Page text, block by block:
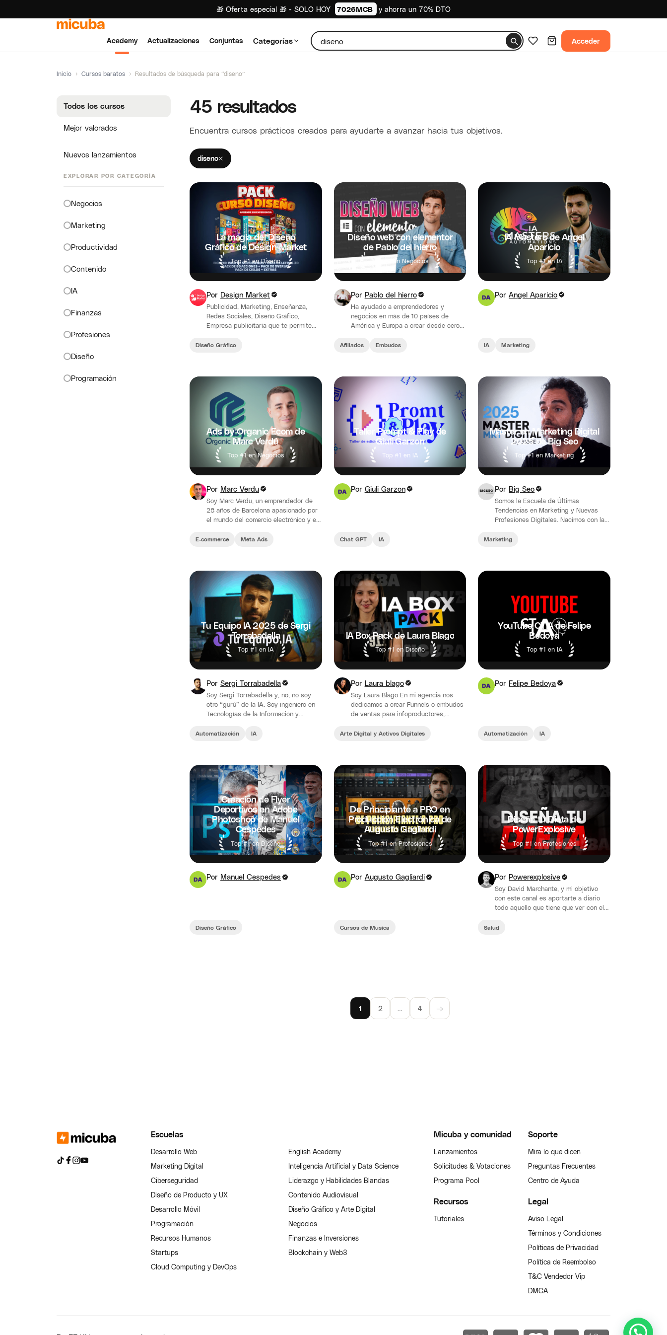
🎁 Oferta especial 🎁 - SOLO HOY 7026MCB y ahorra un 70% DTO
Academy Actualizaciones Conjuntas Categorías Acceder
Inicio › Cursos baratos › Resultados de búsqueda para “diseno”
Todos los cursos
Mejor valorados
Nuevos lanzamientos
EXPLORAR POR CATEGORÍA
Negocios
Marketing
Productividad
Contenido
IA
Finanzas
Profesiones
Diseño
Programación
45 resultados
Encuentra cursos prácticos creados para ayudarte a avanzar hacia tus objetivos.
diseno×
La magia del Diseño
Gráfico de Design Market
Top #1 en Diseño
Por Design Market
Publicidad, Marketing, Enseñanza,
Redes Sociales, Diseño Gráfico,
Empresa publicitaria que te permite
el mercado. En Design Market…
Diseño Gráfico
Diseño web con elementor
de Pablo del hierro
Top #1 en Negocios
Por Pablo del hierro
Ha ayudado a emprendedores y
negocios en más de 10 países de
América y Europa a crear desde cero
Afiliados Embudos
IA Masters de Angel
Aparicio
Top #1 en IA
PorAngel Aparicio
IA Marketing
Ads by Organic Ecom de
Marc Verdú
Top #1 en Negocios
Por Marc Verdu
Soy Marc Verdu, un emprendedor de
28 años de Barcelona apasionado por
el mundo del comercio electrónico y el
E-commerce Meta Ads
Taller Prompt & Play de
Giuli Garzon
Top #1 en IA
Por Giuli Garzon
Chat GPT IA
Máster en Marketing Digital
2025 de Big Seo
Top #1 en Marketing
Por Big Seo
Somos la Escuela de Últimas
Tendencias en Marketing y Nuevas
Profesiones Digitales. Nacimos con la
marketing digital de…
Marketing
Tu Equipo IA 2025 de Sergi
Torrabadella
Top #1 en IA
Por Sergi Torrabadella
Soy Sergi Torrabadella y, no, no soy
otro “gurú” de la IA. Soy ingeniero en
Tecnologías de la Información y
Inteligencia…
Automatización IA
IA Box Pack de Laura Blago
Top #1 en Diseño
Por Laura blago
Soy Laura Blago En mi agencia nos
dedicamos a crear Funnels o embudos
de ventas para infoproductores,
creadores de contenido y…
Arte Digital y Activos Digitales
YouTube CTIA de Felipe
Bedoya
Top #1 en IA
Por Felipe Bedoya
Automatización IA
Creación de Flyer
Deportivos en Adobe
Photoshop de Manuel
Cespedes
Top #1 en Diseño
Por Manuel Cespedes
Diseño Gráfico
De Principiante a PRO en
Producción Electrónica de
Augusto Gagliardi
Top #1 en Profesiones
Por Augusto Gagliardi
Cursos de Musica
Diseña tu Dieta de
PowerExplosive
Top #1 en Profesiones
Por Powerexplosive
Soy David Marchante, y mi objetivo
con este canal es aportarte a diario
todo aquello que tiene que ver con el
Salud
1 2 … 4 →
Escuelas
Desarrollo Web
English Academy
Marketing Digital
Inteligencia Artificial y Data Science
Ciberseguridad
Liderazgo y Habilidades Blandas
Diseño de Producto y UX
Contenido Audiovisual
Desarrollo Móvil
Diseño Gráfico y Arte Digital
Programación
Negocios
Recursos Humanos
Finanzas e Inversiones
Startups
Blockchain y Web3
Cloud Computing y DevOps
Micuba y comunidad
Lanzamientos
Solicitudes & Votaciones
Programa Pool
Soporte
Mira lo que dicen
Preguntas Frecuentes
Centro de Ayuda
Recursos
Tutoriales
Legal
Aviso Legal
Términos y Condiciones
Políticas de Privacidad
Política de Reembolso
T&C Vendedor Vip
DMCA